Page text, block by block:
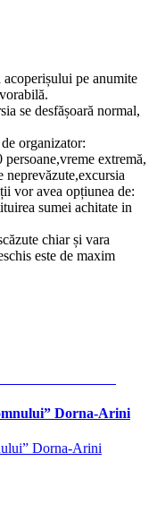
pe anumite
se desfășoară normal,
organizator:
extremă,
vor avea opțiunea de:
sumei achitate in
chiar și vara
este de maxim
Dorna-Arini
Dorna-Arini